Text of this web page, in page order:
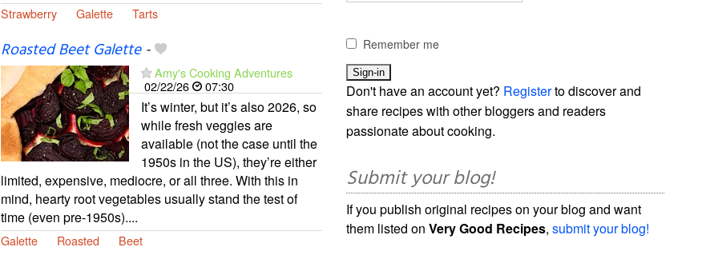
Strawberry Galette Tarts
Roasted Beet Galette-
Amy's Cooking Adventures
02/22/26
07:30
It’s winter, but it’s also 2026, so
while fresh veggies are
available (not the case until the
1950s in the US), they’re either
limited, expensive, mediocre, or all three. With this in
mind, hearty root vegetables usually stand the test of
time (even pre-1950s)....
Galette Roasted Beet
Remember me
Don't have an account yet? Registerto discover and
share recipes with other bloggers and readers
passionate about cooking.
Submit your blog!
If you publish original recipes on your blog and want
them listed onVery Good Recipes,submit your blog!